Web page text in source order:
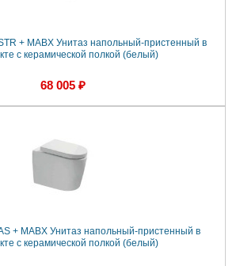
+ MABX Унитаз напольный-пристенный в
с керамической полкой (белый)
68 005 ₽
+ MABX Унитаз напольный-пристенный в
с керамической полкой (белый)